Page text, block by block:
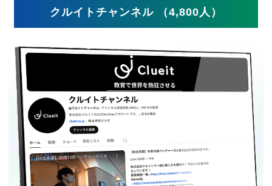
クルイトチャンネル （4,800人）